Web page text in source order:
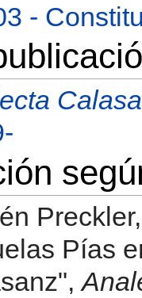
-
Pías